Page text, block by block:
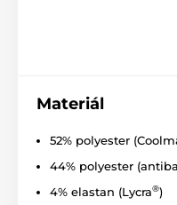
Materiál
52% polyester
44% polyester
4% elastan (Lycra®)